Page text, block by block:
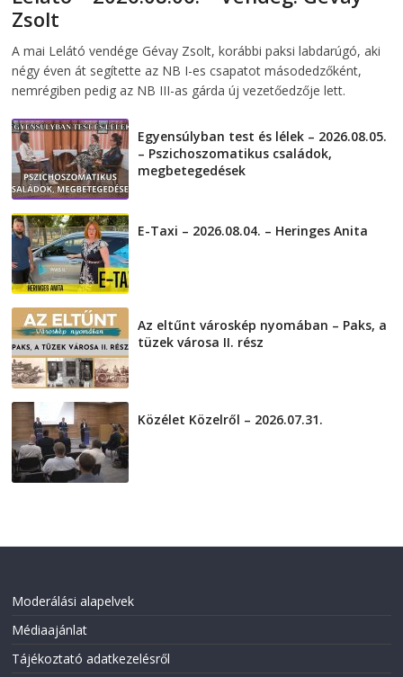
Zsolt
A mai Lelátó vendége Gévay Zsolt, korábbi paksi labdarúgó, aki
négy éven át segítette az NB I-es csapatot másodedzőként,
nemrégiben pedig az NB III-as gárda új vezetőedzője lett.
Egyensúlyban test és lélek – 2026.08.05.
– Pszichoszomatikus családok,
megbetegedések
E-Taxi – 2026.08.04. – Heringes Anita
Az eltűnt városkép nyomában – Paks, a
tüzek városa II. rész
Közélet Közelről – 2026.07.31.
Moderálási alapelvek
Médiaajánlat
Tájékoztató adatkezelésről